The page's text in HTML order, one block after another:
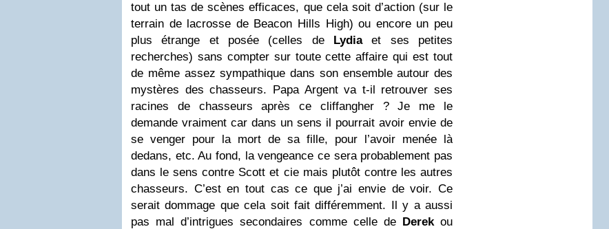
tout un tas de scènes efficaces, que cela soit d’action (sur le
terrain de lacrosse de Beacon Hills High) ou encore un peu
plus étrange et posée (celles de Lydiaet ses petites
recherches) sans compter sur toute cette affaire qui est tout
de même assez sympathique dans son ensemble autour des
mystères des chasseurs. Papa Argent va t-il retrouver ses
racines de chasseurs après ce cliffangher ? Je me le
demande vraiment car dans un sens il pourrait avoir envie de
se venger pour la mort de sa fille, pour l’avoir menée là
dedans, etc. Au fond, la vengeance ce sera probablement pas
dans le sens contre Scott et cie mais plutôt contre les autres
chasseurs. C’est en tout cas ce que j’ai envie de voir. Ce
serait dommage que cela soit fait différemment. Il y a aussi
pas mal d’intrigues secondaires comme celle de Derekou